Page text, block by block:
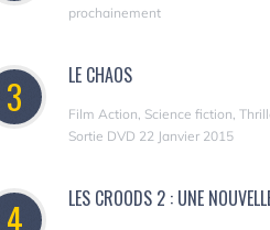
prochainement
3 LE CHAOS
Film Action, Science fiction,
Sortie DVD 22 Janvier 2015
4 LES CROODS 2 : UNE